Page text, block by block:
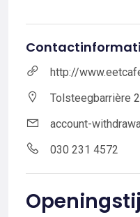
http://
Tolsteegbarrière
account-
030 231 4572